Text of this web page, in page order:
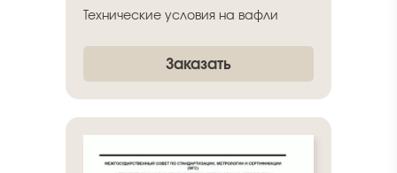
Технические условия на вафли
Заказать